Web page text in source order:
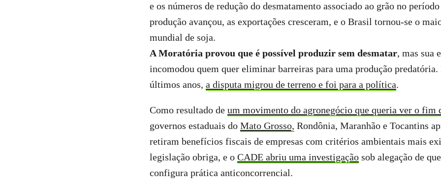
e os números de redução do desmatamento associado ao grão no
produção avançou, as exportações cresceram, e o Brasil tornou-se o
mundial de soja.
A Moratória provou que é possível produzir sem desmatar, mas sua
incomodou quem quer eliminar barreiras para uma produção predatória.
últimos anos, a disputa migrou de terreno e foi para a política.
Como resultado de um movimento do agronegócio que queria ver o fim
governos estaduais do Mato Grosso, Rondônia, Maranhão e Tocantins
retiram benefícios fiscais de empresas com critérios ambientais mais
legislação obriga, e o CADE abriu uma investigação sob alegação de
configura prática anticoncorrencial.